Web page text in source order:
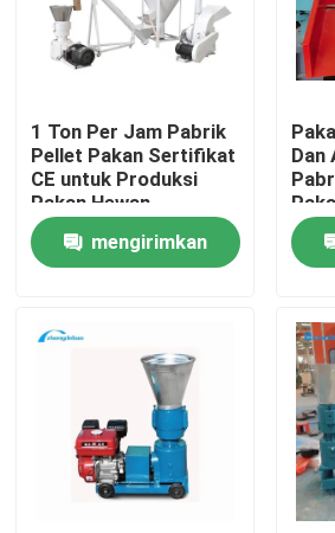
Rumah
Produk
Tampilan VR
Tentang kita
1 Ton Per Jam Pabrik
Pellet Pakan Sertifikat
CE untuk Produksi
Pakan Hewan
Perikanan Unggas
mengirimkan
Dan